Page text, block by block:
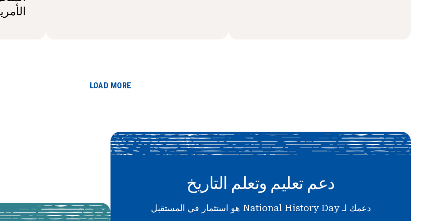
LOAD MORE
دعم تعليم وتعلم التاريخ
دعمك لـ National History Day هو استثمار في المستقبل